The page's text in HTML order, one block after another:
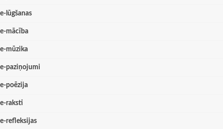
e-lūgšanas
e-mācība
e-mūzika
e-paziņojumi
e-poēzija
e-raksti
e-refleksijas